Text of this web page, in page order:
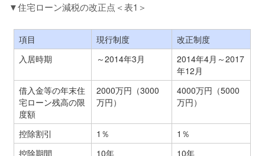
▼住宅ローン減税の改正点＜表1＞
項目 現行制度
改正制度
入居時期
～2014年3月
2014年4月～2017
年12月
借入金等の年末住
宅ローン残高の限
度額
2000万円（3000
万円）
4000万円（5000
万円）
控除割引 1％
1％
控除期間
10年
10年